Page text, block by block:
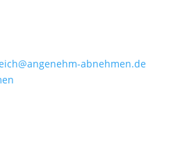
abnehmen.de